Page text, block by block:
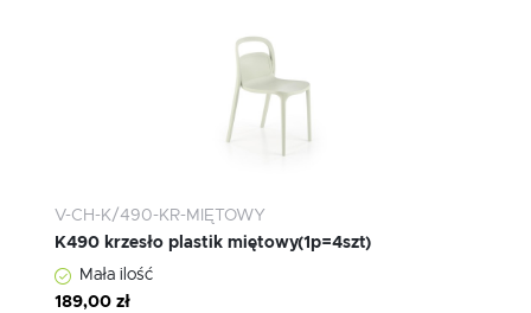
V-CH-K/490-KR-MIĘTOWY
K490 krzesło plastik miętowy(1p=4szt)
Mała ilość
189,00 zł